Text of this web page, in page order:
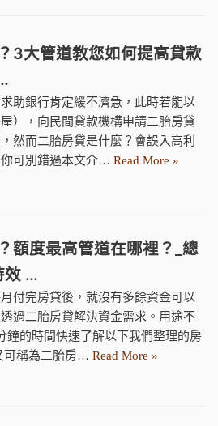
3大管道教您如何提高貸款
助銀行肯定緩不濟急，此時若能以
），向民間貸款機構申請二胎房貸
然而二胎房貸是什麼？會誤入高利
可別錯過本文介… Read More »
額度最高管道在哪裡？_總
效 …
付完房貸後，就沒有多餘資金可以
過二胎房貸解決資金需求。用途不
鐘的時間快速了解以下我們整理的房
可稱為二胎房… Read More »